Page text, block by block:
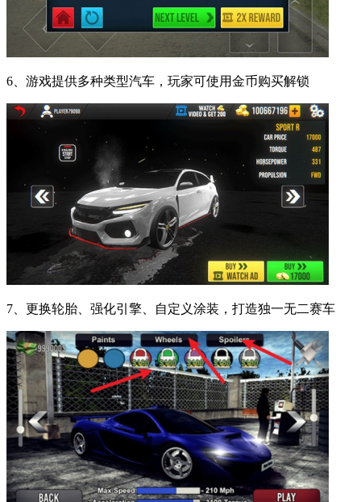
6、游戏提供多种类型汽车，玩家可使用金币购买解锁
7、更换轮胎、强化引擎、自定义涂装，打造独一无二赛车